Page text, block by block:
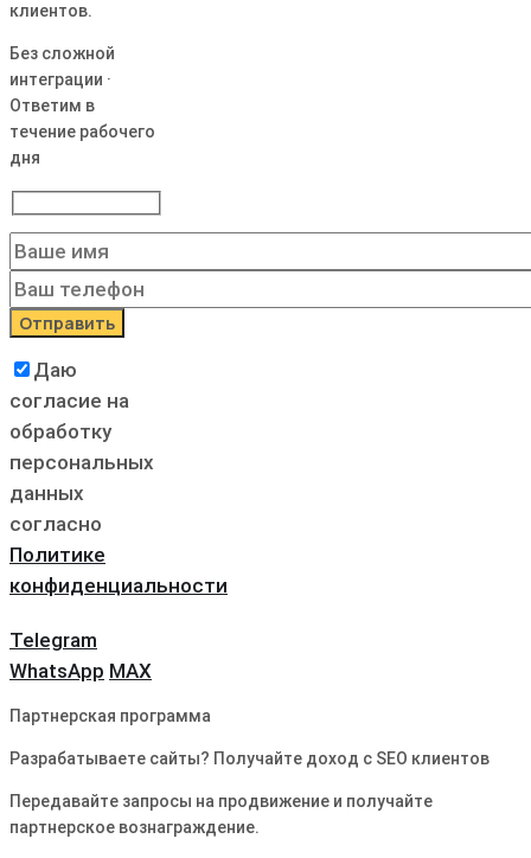
клиентов.
Без сложной
интеграции ·
Ответим в
течение рабочего
дня
Даю
согласие на
обработку
персональных
данных
согласно
Политике
конфиденциальности
Telegram
WhatsApp MAX
Партнерская программа
Разрабатываете сайты? Получайте доход с SEO клиентов
Передавайте запросы на продвижение и получайте
партнерское вознаграждение.